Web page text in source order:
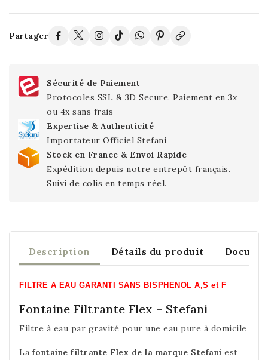
Partager
Sécurité de Paiement
Protocoles SSL & 3D Secure. Paiement en 3x
ou 4x sans frais
Expertise & Authenticité
Importateur Officiel Stefani
Stock en France & Envoi Rapide
Expédition depuis notre entrepôt français.
Suivi de colis en temps réel.
Description Détails du produit
FILTRE A EAU GARANTI SANS BISPHENOL A,S et F
Fontaine Filtrante Flex – Stefani
Filtre à eau par gravité pour une eau pure à domicile
La fontaine filtrante Flex de la marque Stefani est